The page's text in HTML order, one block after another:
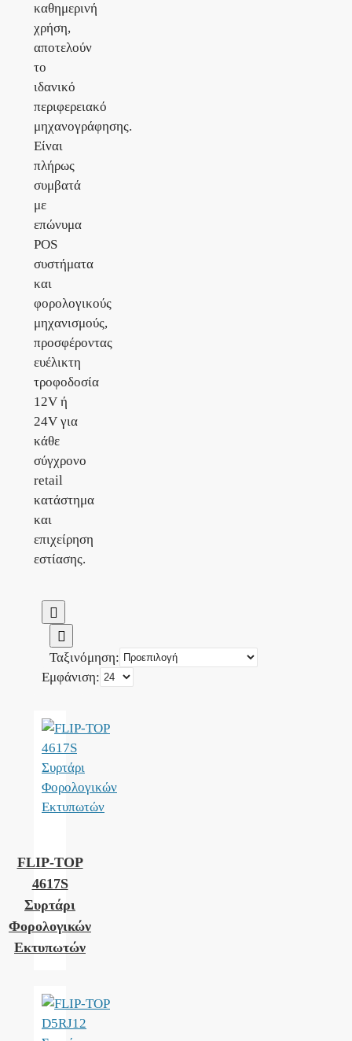
καθημερινή
χρήση,
αποτελούν
το
ιδανικό
περιφερειακό
μηχανογράφησης.
Είναι
πλήρως
συμβατά
με
επώνυμα
POS
συστήματα
και
φορολογικούς
μηχανισμούς,
προσφέροντας
ευέλικτη
τροφοδοσία
12V ή
24V για
κάθε
σύγχρονο
retail
κατάστημα
και
επιχείρηση
εστίασης.
Ταξινόμηση:
Εμφάνιση:
FLIP-TOP
4617S
Συρτάρι
Φορολογικών
Εκτυπωτών